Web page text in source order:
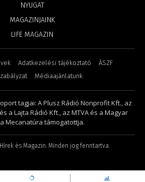
NYUGAT
MAGAZINJAINK
LIFE MAGAZIN
Adatkezelési tájékoztató
ÁSZF
Médiaajánlatunk
tagjai: A Plusz Rádió Nonprofit Kft., az
a Lajta Rádió Kft., az MTVA és a Magyar
Mecanatúra támogatottja.
és Magazin. Minden jog fenntartva.